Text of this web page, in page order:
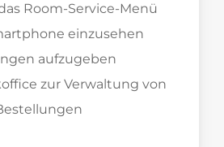
Room-Service-Menü
einzusehen
aufzugeben
zur Verwaltung von